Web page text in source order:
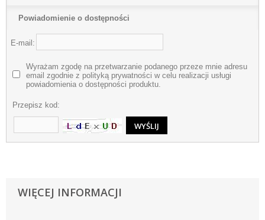
Powiadomienie o dostępności
E-mail:
Wyrażam zgodę na przetwarzanie podanego przeze mnie adresu
email zgodnie z polityką prywatności w celu realizacji usługi
powiadomienia o dostępności produktu.
Przepisz kod:
WIĘCEJ INFORMACJI